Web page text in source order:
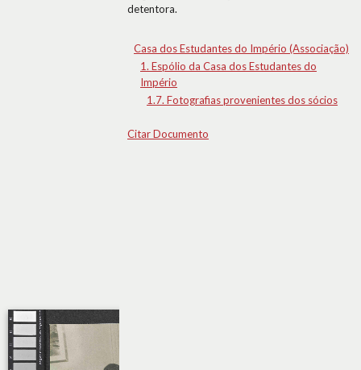
detentora.
Casa dos Estudantes do Império (Associação)
1. Espólio da Casa dos Estudantes do
Império
1.7. Fotografias provenientes dos sócios
Citar Documento